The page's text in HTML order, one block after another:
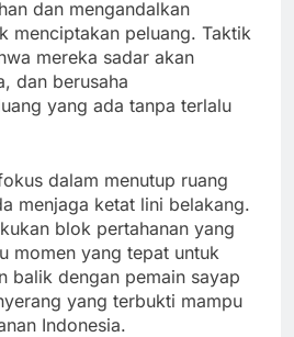
dan mengandalkan
menciptakan peluang. Taktik
mereka sadar akan
dan berusaha
yang ada tanpa terlalu
dalam menutup ruang
menjaga ketat lini belakang.
blok pertahanan yang
momen yang tepat untuk
balik dengan pemain sayap
yang terbukti mampu
Indonesia.